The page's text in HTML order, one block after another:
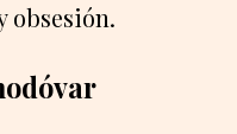
obsesión.